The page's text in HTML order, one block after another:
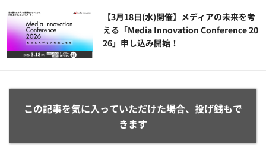
【3月18日(水)開催】メディアの未来を考
える「Media Innovation Conference 20
26」申し込み開始！
この記事を気に入っていただけた場合、投げ銭もで
きます